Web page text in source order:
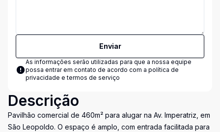
Enviar
As informações serão utilizadas para que a nossa equipe
possa entrar em contato de acordo com a política de
privacidade e termos de serviço
Descrição
Pavilhão comercial de 460m² para alugar na Av. Imperatriz, em
São Leopoldo. O espaço é amplo, com entrada facilitada para